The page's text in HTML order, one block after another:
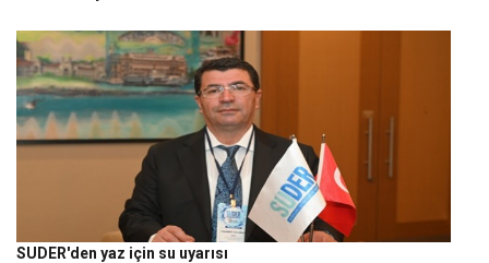
SUDER'den yaz için su uyarısı